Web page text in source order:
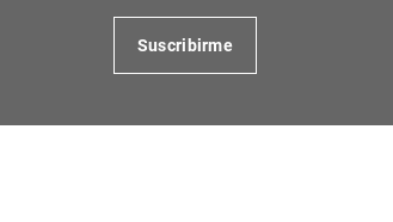
Suscribirme